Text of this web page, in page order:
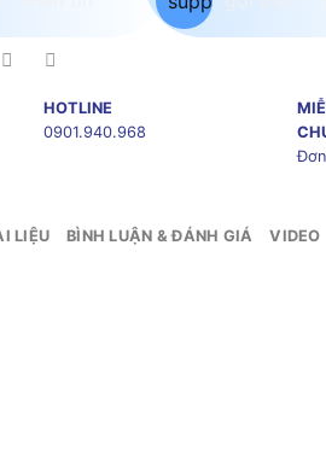
HOTLINE
0901.940.968
LIỆU BÌNH LUẬN & ĐÁNH GIÁ VIDEO